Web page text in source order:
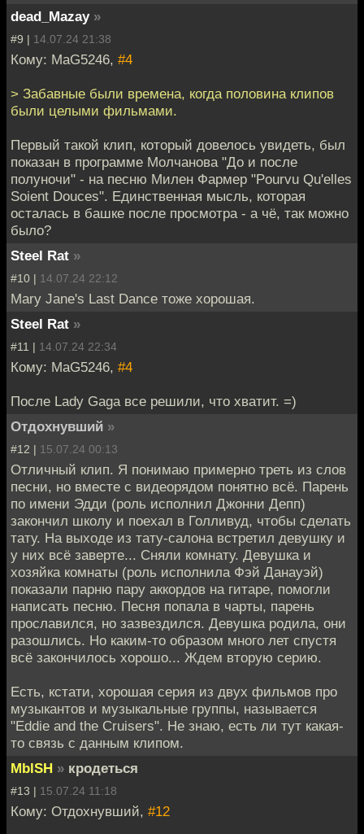
dead_Mazay »
#9 | 14.07.24 21:38
Кому: MaG5246, #4
> Забавные были времена, когда половина клипов
были целыми фильмами.
Первый такой клип, который довелось увидеть, был
показан в программе Молчанова "До и после
полуночи" - на песню Милен Фармер "Pourvu Qu'elles
Soient Douces". Единственная мысль, которая
осталась в башке после просмотра - а чё, так можно
было?
Steel Rat »
#10 | 14.07.24 22:12
Mary Jane's Last Dance тоже хорошая.
Steel Rat »
#11 | 14.07.24 22:34
Кому: MaG5246, #4
После Lady Gaga все решили, что хватит. =)
Отдохнувший »
#12 | 15.07.24 00:13
Отличный клип. Я понимаю примерно треть из слов
песни, но вместе с видеорядом понятно всё. Парень
по имени Эдди (роль исполнил Джонни Депп)
закончил школу и поехал в Голливуд, чтобы сделать
тату. На выходе из тату-салона встретил девушку и
у них всё заверте... Сняли комнату. Девушка и
хозяйка комнаты (роль исполнила Фэй Данауэй)
показали парню пару аккордов на гитаре, помогли
написать песню. Песня попала в чарты, парень
прославился, но зазвездился. Девушка родила, они
разошлись. Но каким-то образом много лет спустя
всё закончилось хорошо... Ждем вторую серию.
Есть, кстати, хорошая серия из двух фильмов про
музыкантов и музыкальные группы, называется
"Eddie and the Cruisers". Не знаю, есть ли тут какая-
то связь с данным клипом.
MblSH » кродеться
#13 | 15.07.24 11:18
Кому: Отдохнувший, #12